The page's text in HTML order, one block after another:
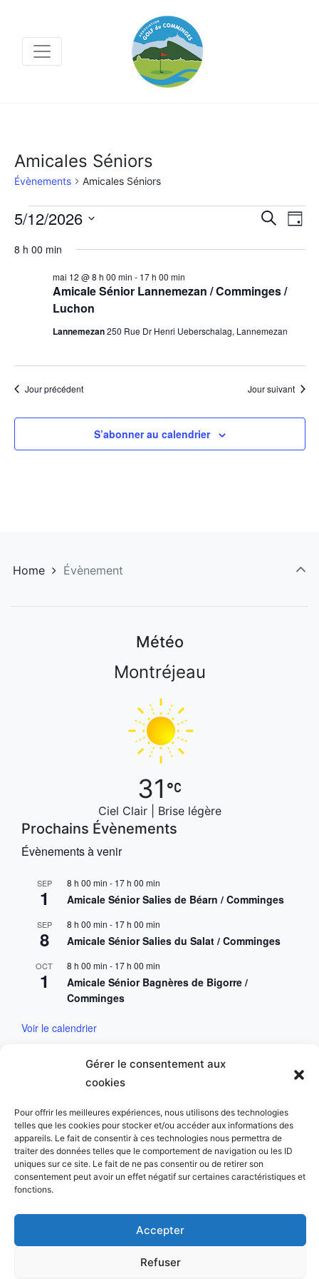
Gérer le consentement aux
cookies
Pour offrir les meilleures expériences, nous utilisons des technologies
telles que les cookies pour stocker et/ou accéder aux informations des
appareils. Le fait de consentir à ces technologies nous permettra de
traiter des données telles que le comportement de navigation ou les ID
uniques sur ce site. Le fait de ne pas consentir ou de retirer son
consentement peut avoir un effet négatif sur certaines caractéristiques et
fonctions.
Accepter
Refuser
Amicales Séniors
Évènements Amicales Séniors
Évènements
for
12,
vues
Recherche
Jour
5/12/2026
8 h 00 min
Amicale Sénior Lannemezan / Comminges /
Luchon
mai 12 @ 8 h 00 min - 17 h 00 min
Lannemezan250 Rue Dr Henri Ueberschalag, Lannemezan
Jour précédent Jour suivant
S’abonner au calendrier
Home Évènement
Météo
Montréjeau
31
Ciel Clair | Brise légère
Prochains Évènements
Évènements à venir
SEP
1
8 h 00 min - 17 h 00 min
Amicale Sénior Salies de Béarn / Comminges
SEP
8
8 h 00 min - 17 h 00 min
Amicale Sénior Salies du Salat / Comminges
OCT
1
8 h 00 min - 17 h 00 min
Amicale Sénior Bagnères de Bigorre /
Comminges
Voir le calendrier
Mentions & Conditions
Mentions Légales
Charte des données personnelles
Copyright © 2023 Golf du Comminges. All Rights
Reserved.